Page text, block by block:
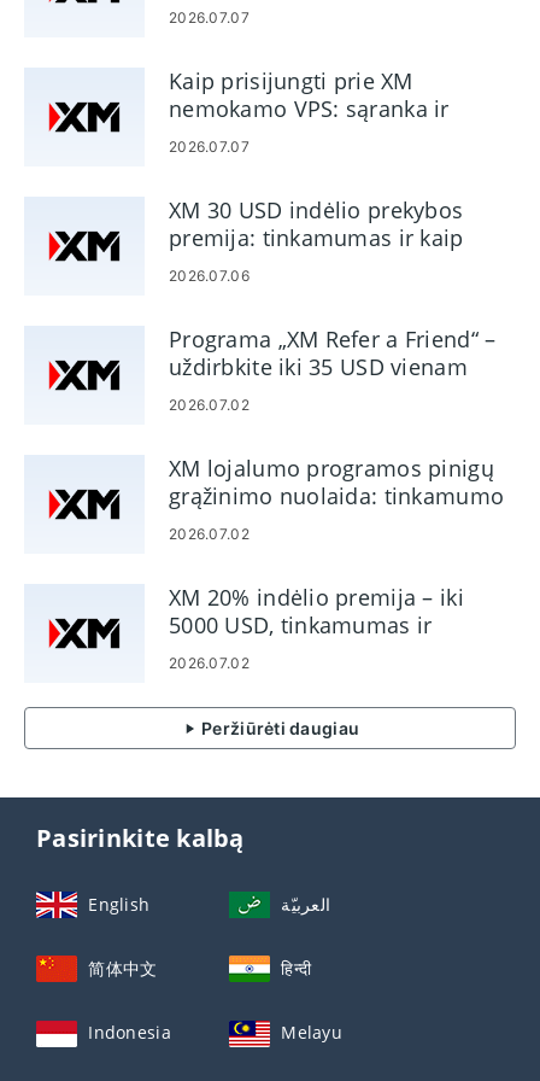
ir „Dow Jones“
- Siūlo gerai
suprojektuotas
platformas
- Teikia aukščiausios
pasiūlymus
2026.07.07
Kaip prisijungti prie XM
nemokamo VPS: sąranka ir
nuotolinė prieiga
2026.07.07
XM 30 USD indėlio prekybos
premija: tinkamumas ir kaip
reikalauti
2026.07.06
Programa „XM Refer a Friend“ –
uždirbkite iki 35 USD vienam
draugui
2026.07.02
XM lojalumo programos pinigų
grąžinimo nuolaida: tinkamumo
ir išmokėjimo taisyklės
2026.07.02
XM 20% indėlio premija – iki
5000 USD, tinkamumas ir
sąlygos
2026.07.02
Peržiūrėti daugiau
Pasirinkite kalbą
English العربيّة
简体中文 हिन्दी
Indonesia Melayu